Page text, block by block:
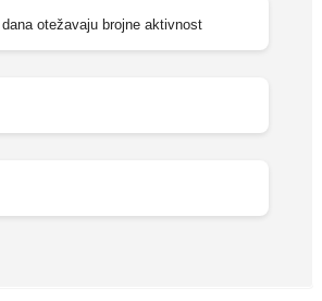
otežavaju brojne aktivnost